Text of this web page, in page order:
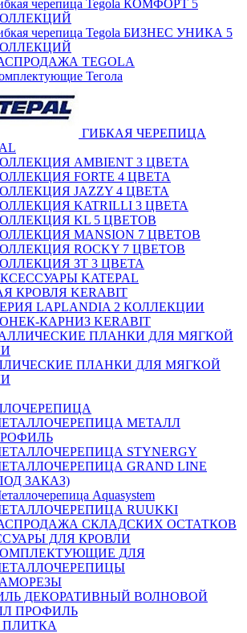
черепица Tegola КОМФОРТ 5
черепица Tegola БИЗНЕС УНИКА 5
TEGOLA
Тегола
ГИБКАЯ ЧЕРЕПИЦА
AMBIENT 3 ЦВЕТА
FORTE 4 ЦВЕТА
JAZZY 4 ЦВЕТА
KATRILLI 3 ЦВЕТА
KL 5 ЦВЕТОВ
MANSION 7 ЦВЕТОВ
ROCKY 7 ЦВЕТОВ
ЗТ 3 ЦВЕТА
KATEPAL
КРОВЛЯ KERABIT
LAPLANDIA 2 КОЛЛЕКЦИИ
КАРНИЗ KERABIT
ПЛАНКИ ДЛЯ МЯГКОЙ
МЕТАЛЛ
STYNERGY
GRAND LINE
ЗАКАЗ)
Aquasystem
RUUKKI
СКЛАДСКИХ ОСТАТКОВ
ДЛЯ КРОВЛИ
ДЛЯ
ДЕКОРАТИВНЫЙ ВОЛНОВОЙ
ПРОФИЛЬ